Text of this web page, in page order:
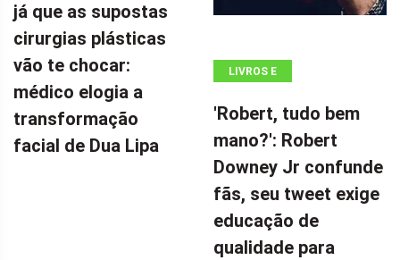
já que as supostas
cirurgias plásticas
vão te chocar:
médico elogia a
transformação
facial de Dua Lipa
LIVROS E
'Robert, tudo bem
mano?': Robert
Downey Jr confunde
fãs, seu tweet exige
educação de
qualidade para